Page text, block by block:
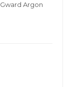
Argon